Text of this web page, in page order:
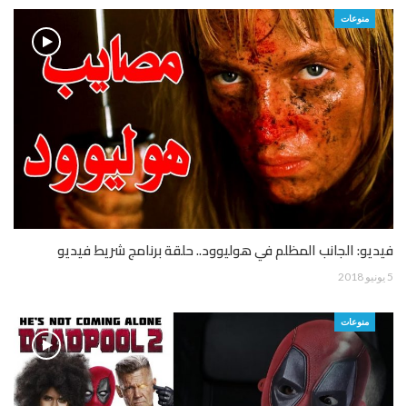
منوعات
فيديو: الجانب المظلم في هوليوود.. حلقة برنامج شريط فيديو
5 يونيو 2018
منوعات